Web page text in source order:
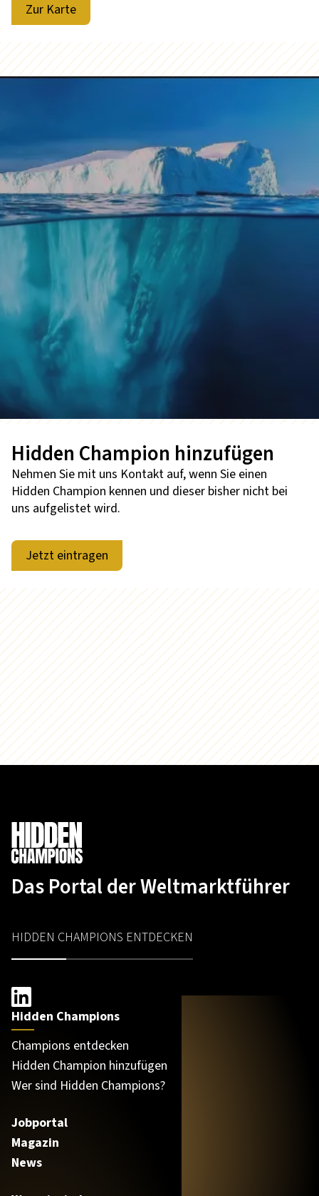
Zur Karte
Hidden Champion hinzufügen
Nehmen Sie mit uns Kontakt auf, wenn Sie einen
Hidden Champion kennen und dieser bisher nicht bei
uns aufgelistet wird.
Jetzt eintragen
Das Portal der Weltmarktführer
HIDDEN CHAMPIONS ENTDECKEN
Hidden Champions
Champions entdecken
Hidden Champion hinzufügen
Wer sind Hidden Champions?
Jobportal
Magazin
News